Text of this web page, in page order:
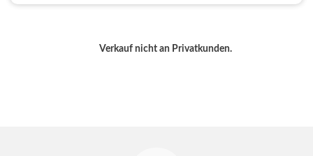
Verkauf nicht an Privatkunden.